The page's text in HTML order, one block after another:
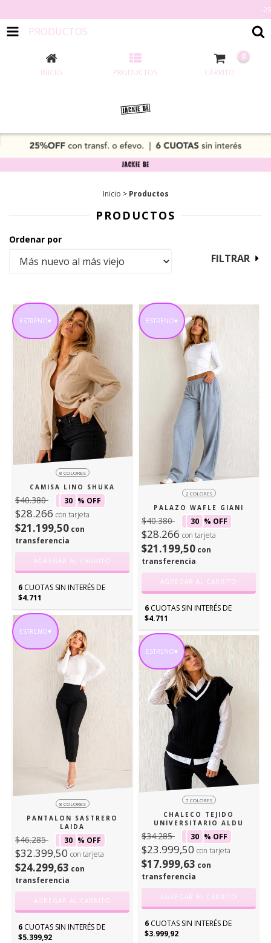
-25 % OFF
PRODUCTOS
INICIO PRODUCTOS CARRITO
0
Inicio > Productos
PRODUCTOS
Ordenar por
FILTRAR
ESTRENO♥
8 COLORES
CAMISA LINO SHUKA
$40.380 30 % OFF
$28.266 con tarjeta
$21.199,50 con
transferencia
AGREGAR AL CARRITO
6 CUOTAS SIN INTERÉS DE
$4.711
ESTRENO♥
2 COLORES
PALAZO WAFLE GIANI
$40.380 30 % OFF
$28.266 con tarjeta
$21.199,50 con
transferencia
AGREGAR AL CARRITO
6 CUOTAS SIN INTERÉS DE
$4.711
ESTRENO♥
8 COLORES
PANTALON SASTRERO
LAIDA
$46.285 30 % OFF
$32.399,50 con tarjeta
$24.299,63 con
transferencia
AGREGAR AL CARRITO
6 CUOTAS SIN INTERÉS DE
$5.399,92
ESTRENO♥
7 COLORES
CHALECO TEJIDO
UNIVERSITARIO ALDU
$34.285 30 % OFF
$23.999,50 con tarjeta
$17.999,63 con
transferencia
AGREGAR AL CARRITO
6 CUOTAS SIN INTERÉS DE
$3.999,92